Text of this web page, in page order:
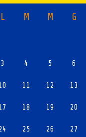
L M M G
3 4 5 6
11 12 13
18 19 20
25 26 27